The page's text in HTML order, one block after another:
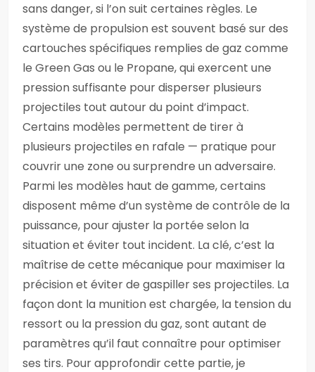
sans danger, si l’on suit certaines règles. Le
système de propulsion est souvent basé sur des
cartouches spécifiques remplies de gaz comme
le Green Gas ou le Propane, qui exercent une
pression suffisante pour disperser plusieurs
projectiles tout autour du point d’impact.
Certains modèles permettent de tirer à
plusieurs projectiles en rafale — pratique pour
couvrir une zone ou surprendre un adversaire.
Parmi les modèles haut de gamme, certains
disposent même d’un système de contrôle de la
puissance, pour ajuster la portée selon la
situation et éviter tout incident. La clé, c’est la
maîtrise de cette mécanique pour maximiser la
précision et éviter de gaspiller ses projectiles. La
façon dont la munition est chargée, la tension du
ressort ou la pression du gaz, sont autant de
paramètres qu’il faut connaître pour optimiser
ses tirs. Pour approfondir cette partie, je